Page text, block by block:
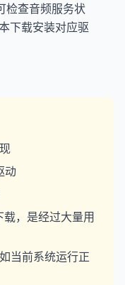
检查音频服务状
下载安装对应驱
动
，是经过大量用
当前系统运行正